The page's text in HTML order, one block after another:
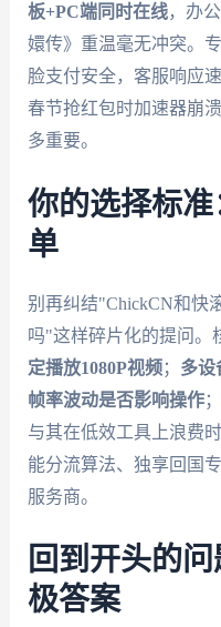
板+PC端同时在线，办
嬛传》重温毫无冲突。
脸支付安全，客服响应
春节抢红包时加速器崩
多重要。
你的选择标
单
别再纠结"ChickCN和快
吗"这样碎片化的提问。
定播放1080P视频； 多设
帧率波动是否影响操作；
与其在低效工具上浪费
能分流算法、独享回国
服务商。
回到开头的
极答案